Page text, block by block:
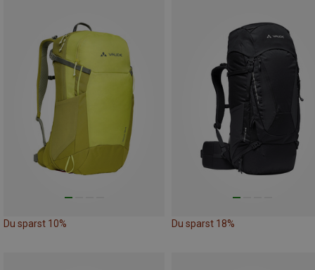
Du sparst 10% Du sparst 18%